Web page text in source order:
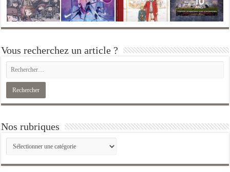
Vous recherchez un article ?
Nos rubriques
Nos
rubriques